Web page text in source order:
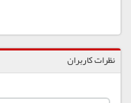
نظرات کاربران